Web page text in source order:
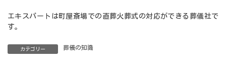
エキスパートは町屋斎場での直葬火葬式の対応ができる葬儀社で
す。
カテゴリー 葬儀の知識